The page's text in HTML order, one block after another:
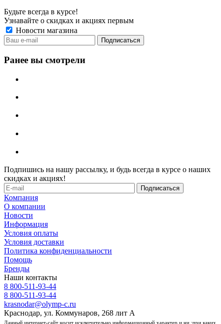
Будьте всегда в курсе!
Узнавайте о скидках и акциях первым
Новости магазина
Ранее вы смотрели
Подпишись на нашу рассылку, и будь всегда в курсе о наших
скидках и акциях!
Компания
О компании
Новости
Информация
Условия оплаты
Условия доставки
Политика конфиденциальности
Помощь
Бренды
Наши контакты
8 800-511-93-44
8 800-511-93-44
krasnodar@olymp-c.ru
Краснодар, ул. Коммунаров, 268 лит А